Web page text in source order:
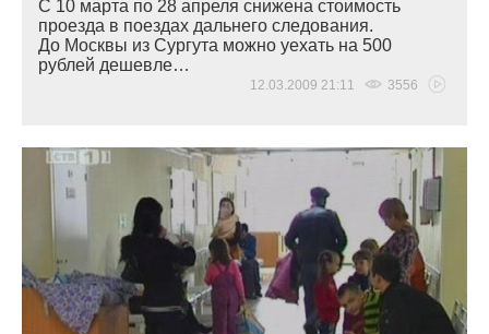
С 10 марта по 28 апреля снижена стоимость
проезда в поездах дальнего следования.
До Москвы из Сургута можно уехать на 500
рублей дешевле…
12.03.2009 21:11 3556